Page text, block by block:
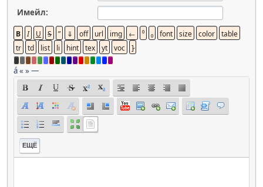
Имейл:
á« »—
ЕЩЁ